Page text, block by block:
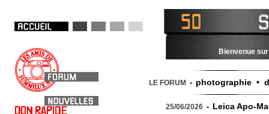
Bienvenue
LE FORUM • photographie •
25/06/2026 • Leica Apo-